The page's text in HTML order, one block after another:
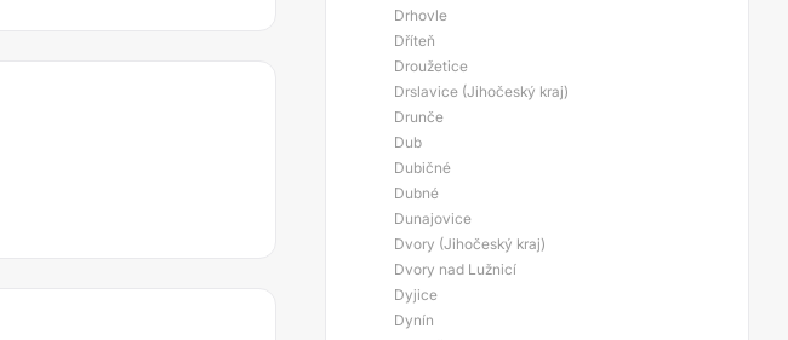
Drhovle
Dříteň
Droužetice
Drslavice (Jihočeský kraj)
Drunče
Dub
Dubičné
Dubné
Dunajovice
Dvory (Jihočeský kraj)
Dvory nad Lužnicí
Dyjice
Dynín